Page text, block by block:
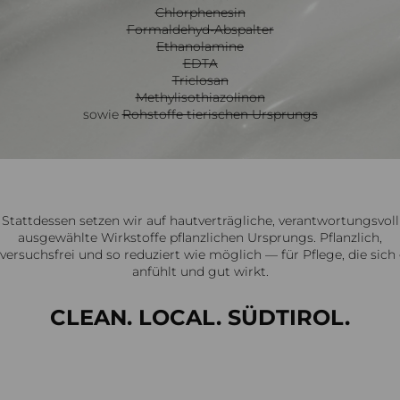
Chlorphenesin
Formaldehyd-Abspalter
Ethanolamine
EDTA
Triclosan
Methylisothiazolinon
sowieRohstoffe tierischen Ursprungs
Stattdessen setzen wir auf hautverträgliche, verantwortungsvoll
ausgewählte Wirkstoffe pflanzlichen Ursprungs. Pflanzlich,
und so reduziert wie möglich — für Pflege, die
anfühlt und gut wirkt.
CLEAN. LOCAL. SÜDTIROL.